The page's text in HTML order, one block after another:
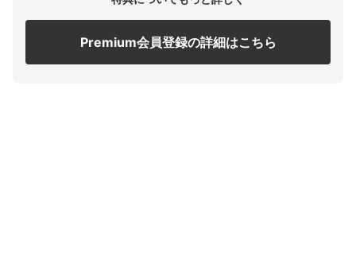
Premium会員登録の詳細はこちら